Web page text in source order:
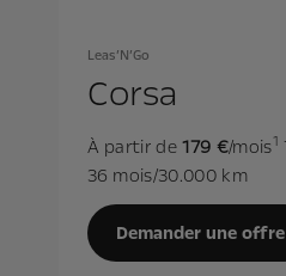
Leas’N’Go
Corsa
À partir de179 €/mois1
36 mois/30.000 km
Demander une offre